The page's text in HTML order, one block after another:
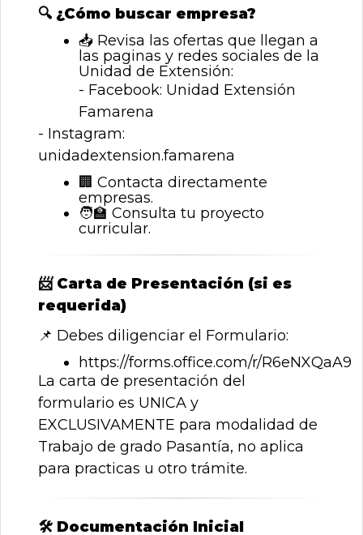
🔍¿Cómo buscar empresa?
📥 Revisa las ofertas que llegan a
las paginas y redes sociales de la
Unidad de Extensión:
- Facebook: Unidad Extensión
Famarena
- Instagram:
unidadextension.famarena
🏢 Contacta directamente
empresas.
🧑 Consulta tu proyecto
curricular.
📨Carta de Presentación (si es
requerida)
📌 Debes diligenciar el Formulario:
https://forms.office.com/r/R6eNXQaA9
La carta de presentación del
formulario es UNICA y
EXCLUSIVAMENTE para modalidad de
Trabajo de grado Pasantía, no aplica
para practicas u otro trámite.
🛠 ️ Documentación Inicial